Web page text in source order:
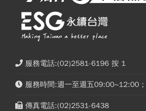
服務電話:(02)2581-6196 按 1
服務時間:週一至週五09:00~12:00
傳真電話:(02)2531-6438